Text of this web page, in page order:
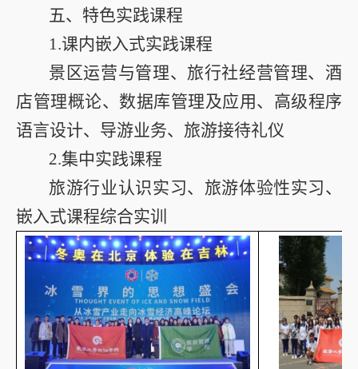
五、特色实践课程
1.课内嵌入式实践课程
景区运营与管理、旅行社经营管理、酒
店管理概论、数据库管理及应用、高级程序
语言设计、导游业务、旅游接待礼仪
2.集中实践课程
旅游行业认识实习、旅游体验性实习、
嵌入式课程综合实训